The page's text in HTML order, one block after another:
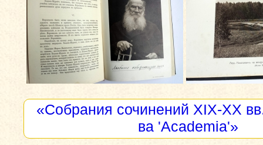
«Собрания сочинений XIX-XX
ва 'Academia'»